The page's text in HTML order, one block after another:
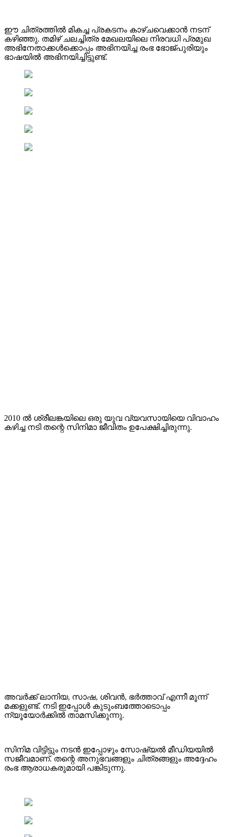
ഈ ചിത്രത്തിൽ മികച്ച പ്രകടനം കാഴ്ചവെക്കാൻ നടന്
കഴിഞ്ഞു. തമിഴ് ചലച്ചിത്ര മേഖലയിലെ നിരവധി പ്രമുഖ
അഭിനേതാക്കൾക്കൊപ്പം അഭിനയിച്ച രംഭ ഭോജ്പുരിയും
ഭാഷയിൽ അഭിനയിച്ചിട്ടുണ്ട്.
2010 ൽ ശ്രീലങ്കയിലെ ഒരു യുവ വ്യവസായിയെ വിവാഹം
കഴിച്ച നടി തന്റെ സിനിമാ ജീവിതം ഉപേക്ഷിച്ചിരുന്നു.
അവർക്ക് ലാനിയ, സാഷ, ശിവൻ, ഭർത്താവ് എന്നീ മൂന്ന്
മക്കളുണ്ട്. നടി ഇപ്പോൾ കുടുംബത്തോടൊപ്പം
ന്യൂയോർക്കിൽ താമസിക്കുന്നു.
സിനിമ വിട്ടിട്ടും നടൻ ഇപ്പോഴും സോഷ്യൽ മീഡിയയിൽ
സജീവമാണ്. തന്റെ അനുഭവങ്ങളും ചിത്രങ്ങളും അദ്ദേഹം
രംഭ ആരാധകരുമായി പങ്കിടുന്നു.